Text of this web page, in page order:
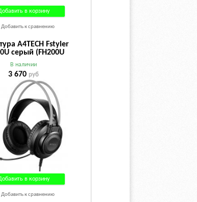
в корзину
Добавить к сравнению
A4TECH Fstyler
серый (FH200U
В наличии
3 670 руб
в корзину
Добавить к сравнению